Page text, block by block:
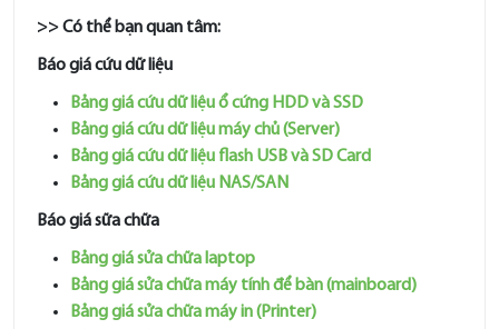
>> Có thể bạn quan tâm:
Báo giá cứu dữ liệu
Bảng giá cứu dữ liệu ổ cứng HDD và SSD
Bảng giá cứu dữ liệu máy chủ (Server)
Bảng giá cứu dữ liệu flash USB và SD Card
Bảng giá cứu dữ liệu NAS/SAN
Báo giá sữa chữa
Bảng giá sửa chữa laptop
Bảng giá sửa chữa máy tính để bàn (mainboard)
Bảng giá sửa chữa máy in (Printer)